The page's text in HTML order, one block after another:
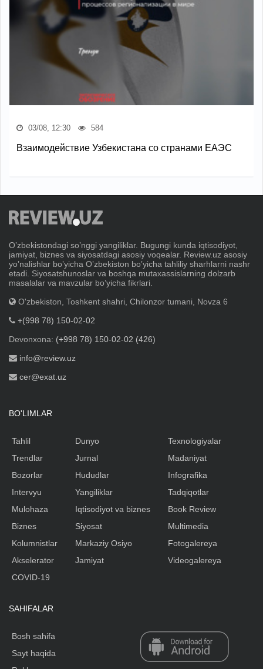
03/08, 12:30 584
Взаимодействие Узбекистана со странами ЕАЭС
Oʼzbekistondagi soʼnggi yangiliklar. Bugungi kunda iqtisodiyot,
jamiyat, biznes va siyosatdagi asosiy voqealar. Review.uz asosiy
yoʼnalishlar boʼyicha Oʼzbekiston boʼyicha tahliliy sharhlarni nashr
etadi. Siyosatshunoslar va boshqa mutaxassislarning dolzarb
masalalar va mavzular boʼyicha fikrlari.
O'zbekiston, Toshkent shahri, Chilonzor tumani, Novza 6
+(998 78) 150-02-02
Devonxona: (+998 78) 150-02-02 (426)
info@review.uz
cer@exat.uz
BO'LIMLAR
Tahlil
Trendlar
Bozorlar
Intervyu
Mulohaza
Biznes
Kolumnistlar
Akselerator
Dunyo
Jurnal
Hududlar
Yangiliklar
Iqtisodiyot va biznes
Siyosat
Markaziy Osiyo
Jamiyat
Texnologiyalar
Madaniyat
Infografika
Tadqiqotlar
Book Review
Multimedia
Fotogalereya
Videogalereya
COVID-19
SAHIFALAR
Bosh sahifa
Sayt haqida